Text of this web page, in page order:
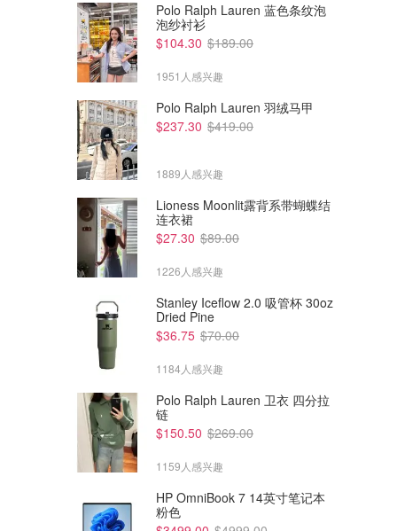
Polo Ralph Lauren 蓝色条纹泡
泡纱衬衫
$104.30 $189.00
1951人感兴趣
Polo Ralph Lauren 羽绒马甲
$237.30 $419.00
1889人感兴趣
Lioness Moonlit露背系带蝴蝶结
连衣裙
$27.30 $89.00
1226人感兴趣
Stanley Iceflow 2.0 吸管杯 30oz
Dried Pine
$36.75 $70.00
1184人感兴趣
Polo Ralph Lauren 卫衣 四分拉
链
$150.50 $269.00
1159人感兴趣
HP OmniBook 7 14英寸笔记本
粉色